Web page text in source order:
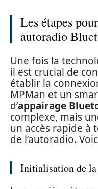
Les étapes
autoradio
Une fois la
il est crucial de
établir la
MPMan et un
d’appairage
complexe, mais
un accès rapide à
de l’autoradio.
Initialisation de